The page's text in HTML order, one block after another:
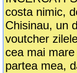
costa nimic,
Chisinau, un
voutcher
cea mai
partea mea,